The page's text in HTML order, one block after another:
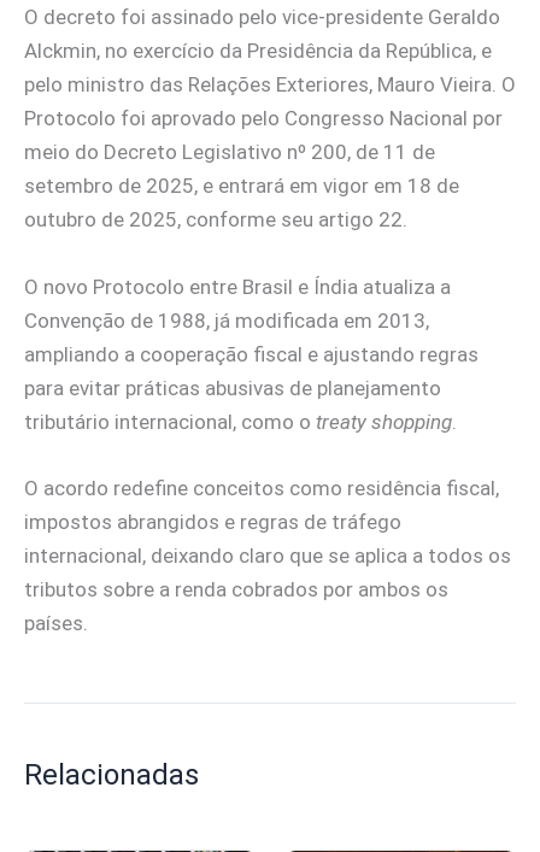
O decreto foi assinado pelo vice-presidente Geraldo
Alckmin, no exercício da Presidência da República, e
pelo ministro das Relações Exteriores, Mauro Vieira. O
Protocolo foi aprovado pelo Congresso Nacional por
meio do Decreto Legislativo nº 200, de 11 de
setembro de 2025, e entrará em vigor em 18 de
outubro de 2025, conforme seu artigo 22.
O novo Protocolo entre Brasil e Índia atualiza a
Convenção de 1988, já modificada em 2013,
ampliando a cooperação fiscal e ajustando regras
para evitar práticas abusivas de planejamento
tributário internacional, como o treaty shopping
O acordo redefine conceitos como residência fiscal,
impostos abrangidos e regras de tráfego
internacional, deixando claro que se aplica a todos os
tributos sobre a renda cobrados por ambos os
países.
Relacionadas